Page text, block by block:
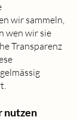
wir sammeln,
wen wir sie
Transparenz
nutzen